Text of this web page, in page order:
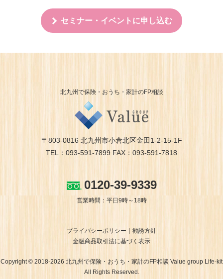
セミナー・イベントに申し込む
北九州で保険・おうち・家計のFP相談
〒803-0816 北九州市小倉北区金田1-2-15-1F
TEL：093-591-7899 FAX：093-591-7818
0120-39-9339
営業時間：平日9時～18時
プライバシーポリシー
勧誘方針
金融商品取引法に基づく表示
Copyright © 2018-2026 北九州で保険・おうち・家計のFP相談 Value group Life-kit
All Rights Reserved.